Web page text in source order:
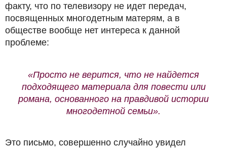
факту, что по телевизору не идет передач,
посвященных многодетным матерям, а в
обществе вообще нет интереса к данной
проблеме:
«Просто не верится, что не найдется
подходящего материала для повести или
романа, основанного на правдивой истории
многодетной семьи».
Это письмо, совершенно случайно увидел